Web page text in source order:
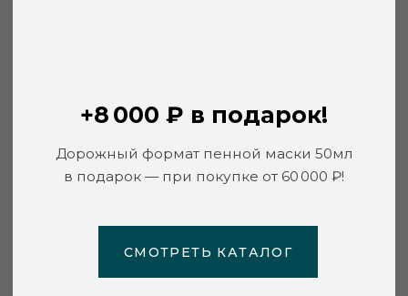
QMS Medicosmetics